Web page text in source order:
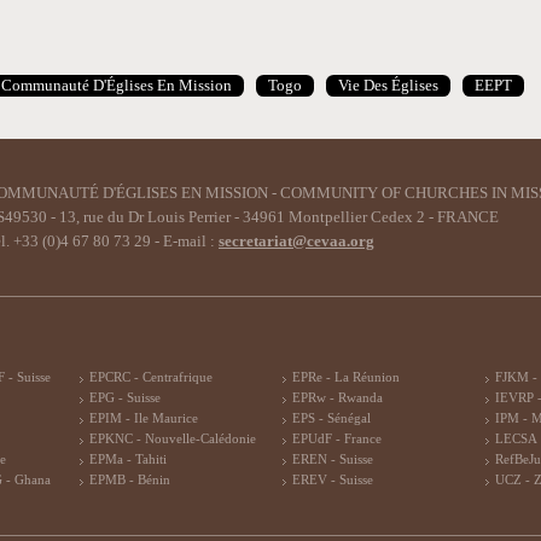
Communauté D'Églises En Mission Togo Vie Des Églises EEPT
D'ÉGLISES EN MISSION - COMMUNITY OF CHURCHES IN
- 13, rue du Dr Louis Perrier - 34961 Montpellier Cedex 2 - FRANCE
+33 (0)4 67 80 73 29 - E-mail : secretariat@cevaa.org
- Suisse
- Ghana
EPCRC - Centrafrique
EPG - Suisse
EPIM - Ile Maurice
EPKNC - Nouvelle-Calédonie
EPMa - Tahiti
EPMB - Bénin
EPRe - La Réunion
EPRw - Rwanda
EPS - Sénégal
EPUdF - France
EREN - Suisse
EREV - Suisse
FJKM -
IEVRP
IPM -
LECSA
UCZ -